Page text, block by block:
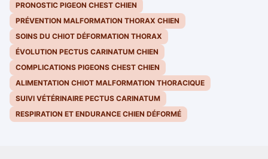
PRONOSTIC PIGEON CHEST CHIEN
PRÉVENTION MALFORMATION THORAX CHIEN
SOINS DU CHIOT DÉFORMATION THORAX
ÉVOLUTION PECTUS CARINATUM CHIEN
COMPLICATIONS PIGEONS CHEST CHIEN
ALIMENTATION CHIOT MALFORMATION THORACIQUE
SUIVI VÉTÉRINAIRE PECTUS CARINATUM
RESPIRATION ET ENDURANCE CHIEN DÉFORMÉ